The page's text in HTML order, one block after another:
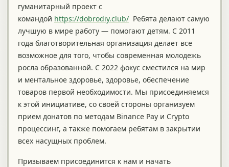
гуманитарный проект с
командой https://dobrodiy.club/ Ребята делают самую
лучшую в мире работу — помогают детям. С 2011
года благотворительная организация делает все
возможное для того, чтобы современная молодежь
росла образованной. С 2022 фокус сместился на мир
и ментальное здоровье, здоровье, обеспечение
товаров первой необходимости. Мы присоединяемся
к этой инициативе, со своей стороны организуем
прием донатов по методам Binance Pay и Crypto
процессинг, а также помогаем ребятам в закрытии
всех насущных проблем.
Призываем присоединится к нам и начать